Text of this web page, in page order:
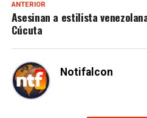
ANTERIOR
Asesinan a estilista
Cúcuta
Notifalcon